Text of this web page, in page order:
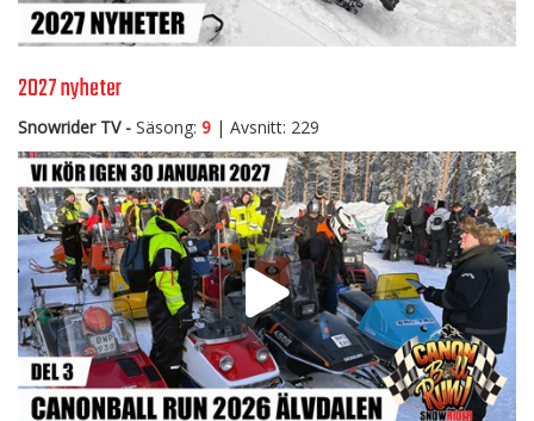
2027 nyheter
Snowrider TV - Säsong: 9 | Avsnitt: 229